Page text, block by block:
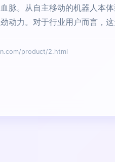
脉。从自主移动的机器人本
动力。对于行业用户而言，
product/2.html